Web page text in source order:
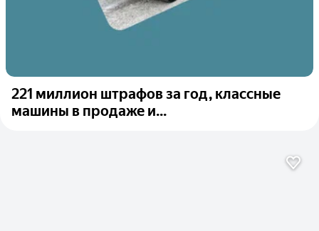
221 миллион штрафов за год, классные
машины в продаже и...